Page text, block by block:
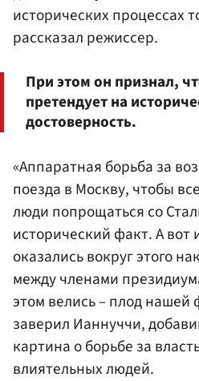
исторических процессах
рассказал режиссер.
При этом он признал,
претендует на
достоверность.
«Аппаратная борьба за
поезда в Москву, чтобы
люди попрощаться со
исторический факт. А вот
оказались вокруг этого
между членами
этом велись – плод
заверил Ианнуччи,
картина о борьбе за
влиятельных людей.